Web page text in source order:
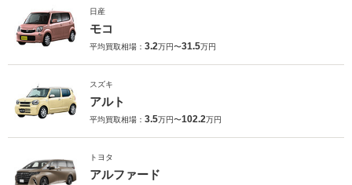
日産
モコ
平均買取相場： 3.2万円〜31.5万円
スズキ
アルト
平均買取相場： 3.5万円〜102.2万円
トヨタ
アルファード